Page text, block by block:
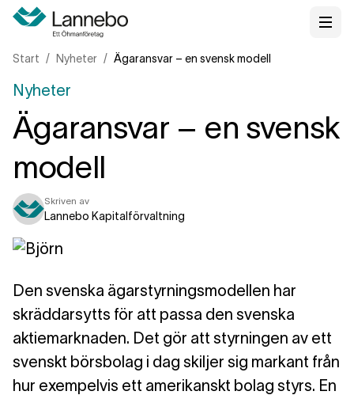
Start Nyheter Ägaransvar – en svensk modell
Nyheter
Ägaransvar – en svensk
modell
Skriven av
Lannebo Kapitalförvaltning
Den svenska ägarstyrningsmodellen har
skräddarsytts för att passa den svenska
aktiemarknaden. Det gör att styrningen av ett
svenskt börsbolag i dag skiljer sig markant från
hur exempelvis ett amerikanskt bolag styrs. En